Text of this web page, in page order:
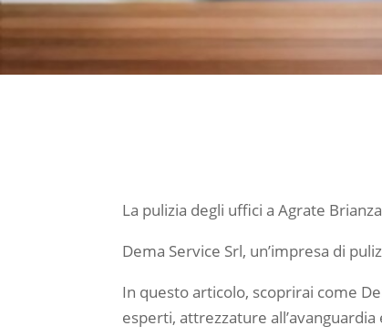
La pulizia degli uffici a Agrate
Dema Service Srl, un’impresa di
In questo articolo, scoprirai come
esperti, attrezzature